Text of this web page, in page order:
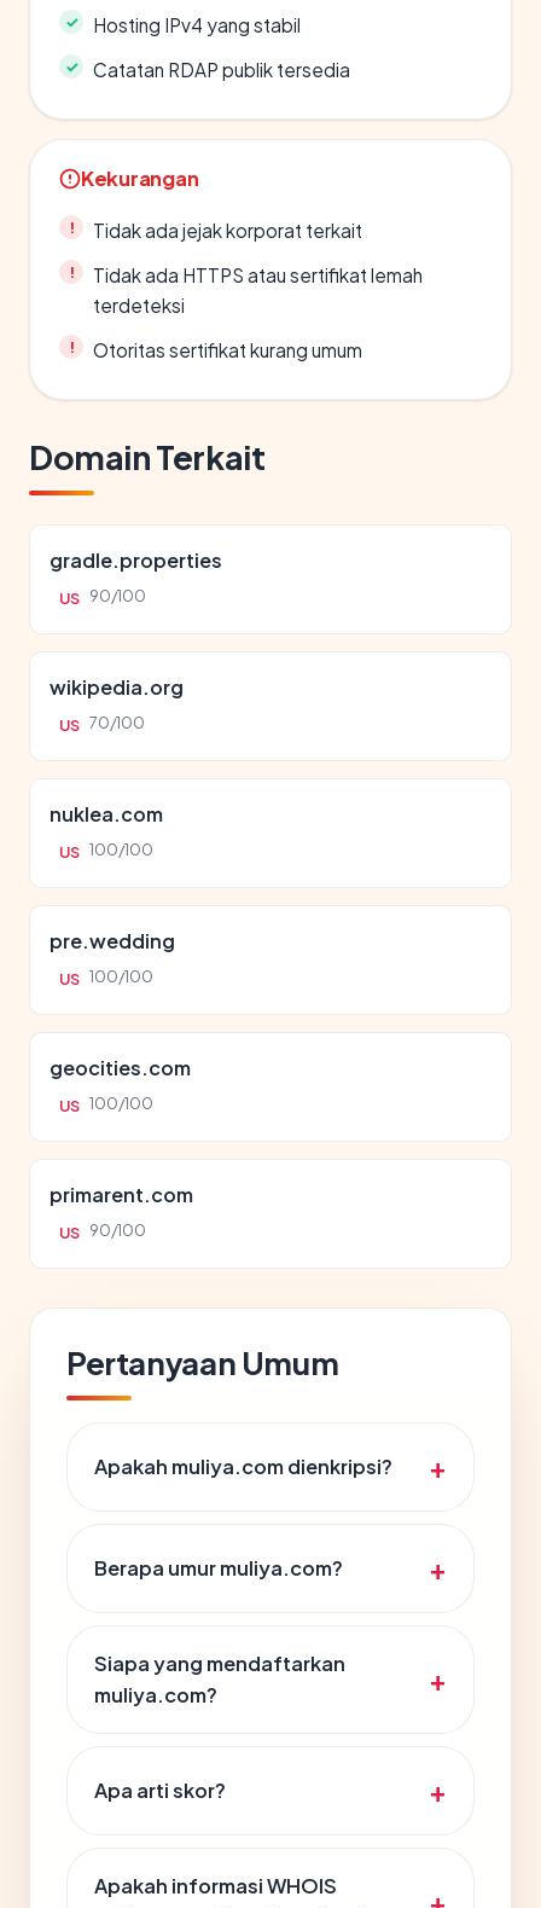
Hosting IPv4 yang stabil
Catatan RDAP publik tersedia
Kekurangan
Tidak ada jejak korporat terkait
Tidak ada HTTPS atau sertifikat lemah
terdeteksi
Otoritas sertifikat kurang umum
Domain Terkait
gradle.properties
US 90/100
wikipedia.org
US 70/100
nuklea.com
US 100/100
pre.wedding
US 100/100
geocities.com
US 100/100
primarent.com
US 90/100
Pertanyaan Umum
Apakah muliya.com dienkripsi?
Berapa umur muliya.com?
Siapa yang mendaftarkan
muliya.com?
Apa arti skor?
Apakah informasi WHOIS